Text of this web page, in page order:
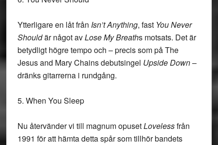
Ytterligare en låt från Isn’t Anything, fast You Never
Shouldär något avLose My Breaths motsats. Det är
betydligt högre tempo och – precis som på The
Jesus and Mary Chains debutsingel Upside Down–
dränks gitarrerna i rundgång.
5. When You Sleep
Nu återvänder vi till magnum opusetLovelessfrån
1991 för att hämta detta spår som tillhör bandets